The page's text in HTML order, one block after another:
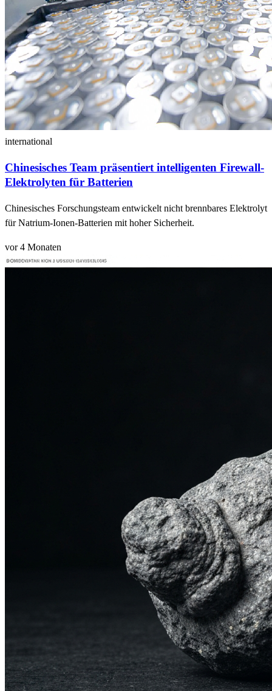
international
Chinesisches Team präsentiert intelligenten Firewall-
Elektrolyten für Batterien
Chinesisches Forschungsteam entwickelt nicht brennbares Elektrolyt
für Natrium-Ionen-Batterien mit hoher Sicherheit.
vor 4 Monaten